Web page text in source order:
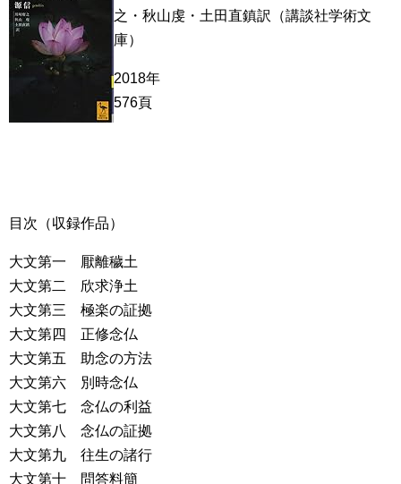
之・秋山虔・土田直鎮訳（講談社学術文
庫）
2018年
576頁
目次（収録作品）
大文第一 厭離穢土
大文第二 欣求浄土
大文第三 極楽の証拠
大文第四 正修念仏
大文第五 助念の方法
大文第六 別時念仏
大文第七 念仏の利益
大文第八 念仏の証拠
大文第九 往生の諸行
大文第十 問答料簡